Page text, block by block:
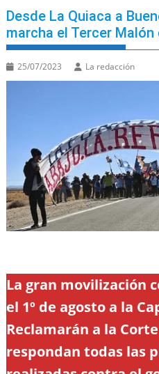
Desde La Quiaca a
marcha el Tercer Malón
25/07/2023 La redacción
La gran movilización
el 1º de agosto a la
Reclamarán a la
respondan todas las